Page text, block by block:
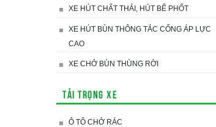
XE HÚT CHẤT THẢI, HÚT BỂ PHỐT
XE HÚT BÙN THÔNG TẮC CỐNG ÁP LỰC
CAO
XE CHỞ BÙN THÙNG RỜI
Tải trọng xe
Ô TÔ CHỞ RÁC